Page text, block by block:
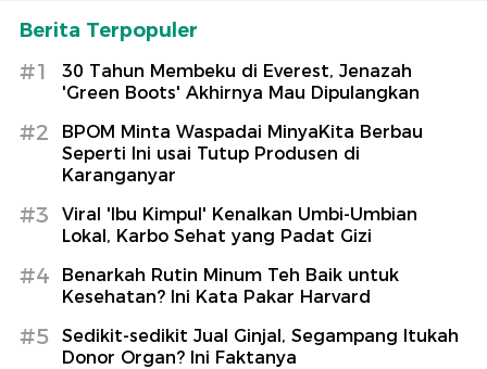
Berita Terpopuler
#1
30 Tahun Membeku di Everest, Jenazah
'Green Boots' Akhirnya Mau Dipulangkan
#2
BPOM Minta Waspadai MinyaKita Berbau
Seperti Ini usai Tutup Produsen di
Karanganyar
#3
Viral 'Ibu Kimpul' Kenalkan Umbi-Umbian
Lokal, Karbo Sehat yang Padat Gizi
#4
Benarkah Rutin Minum Teh Baik untuk
Kesehatan? Ini Kata Pakar Harvard
#5
Sedikit-sedikit Jual Ginjal, Segampang Itukah
Donor Organ? Ini Faktanya